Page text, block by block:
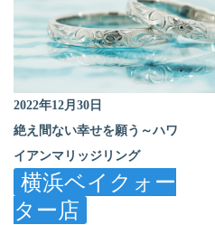
2022年12月30日
絶え間ない幸せを願う～ハワ
イアンマリッジリング
横浜ベイクォー
ター店